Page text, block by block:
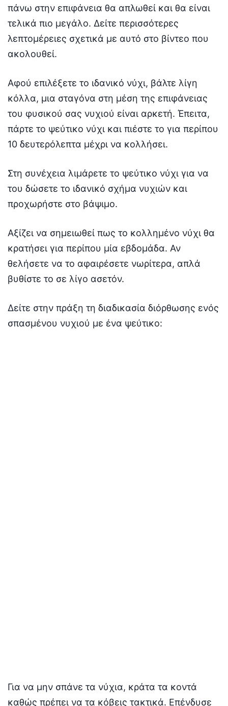
πάνω στην επιφάνεια θα απλωθεί και θα είναι
τελικά πιο μεγάλο. Δείτε περισσότερες
λεπτομέρειες σχετικά με αυτό στο βίντεο που
ακολουθεί.
Αφού επιλέξετε το ιδανικό νύχι, βάλτε λίγη
κόλλα, μια σταγόνα στη μέση της επιφάνειας
του φυσικού σας νυχιού είναι αρκετή. Έπειτα,
πάρτε το ψεύτικο νύχι και πιέστε το για περίπου
10 δευτερόλεπτα μέχρι να κολλήσει.
Στη συνέχεια λιμάρετε το ψεύτικο νύχι για να
του δώσετε το ιδανικό σχήμα νυχιών και
προχωρήστε στο βάψιμο.
Αξίζει να σημειωθεί πως το κολλημένο νύχι θα
κρατήσει για περίπου μία εβδομάδα. Αν
θελήσετε να το αφαιρέσετε νωρίτερα, απλά
βυθίστε το σε λίγο ασετόν.
Δείτε στην πράξη τη διαδικασία διόρθωσης ενός
σπασμένου νυχιού με ένα ψεύτικο:
Για να μην σπάνε τα νύχια, κράτα τα κοντά
καθώς πρέπει να τα κόβεις τακτικά. Επένδυσε